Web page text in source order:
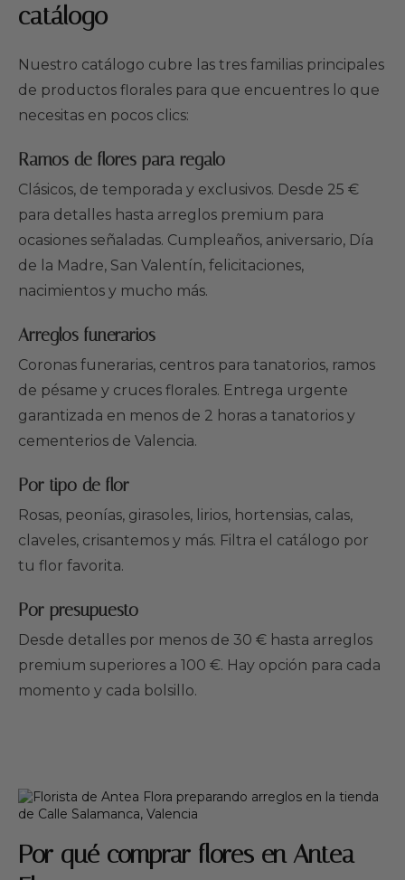
catálogo
Nuestro catálogo cubre las tres familias principales
de productos florales para que encuentres lo que
necesitas en pocos clics:
Ramos de flores para regalo
Clásicos, de temporada y exclusivos. Desde 25 €
para detalles hasta arreglos premium para
ocasiones señaladas. Cumpleaños, aniversario, Día
de la Madre, San Valentín, felicitaciones,
nacimientos y mucho más.
Arreglos funerarios
Coronas funerarias, centros para tanatorios, ramos
de pésame y cruces florales. Entrega urgente
garantizada en menos de 2 horas a tanatorios y
cementerios de Valencia.
Por tipo de flor
Rosas, peonías, girasoles, lirios, hortensias, calas,
claveles, crisantemos y más. Filtra el catálogo por
tu flor favorita.
Por presupuesto
Desde detalles por menos de 30 € hasta arreglos
premium superiores a 100 €. Hay opción para cada
momento y cada bolsillo.
Por qué comprar flores en Antea